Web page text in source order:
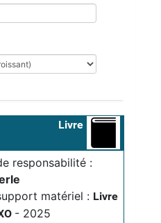
Livre
responsabilité :
matériel : Livre
- 2025